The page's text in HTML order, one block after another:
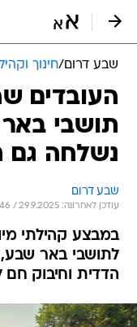
שבע דרום/חינוך
העובדים
תושבי
נשלחה גם
שבע דרום
עודכן לאחרונה: 29.9.2025 / 7:46
במבצע קהילתי
לתושבי באר
הדדית וחיבוק